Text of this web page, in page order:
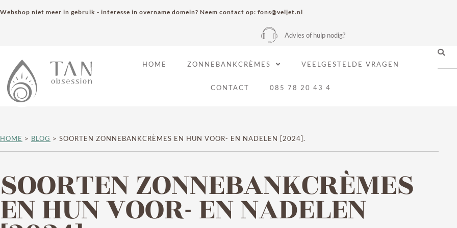
Webshop niet meer in gebruik - interesse in overname domein? Neem contact op: fons@veljet.nl
Advies of hulp nodig?
HOME ZONNEBANKCRÈMES VEELGESTELDE VRAGEN
CONTACT 085 78 20 43 4
HOME > BLOG > SOORTEN ZONNEBANKCRÈMES EN HUN VOOR- EN NADELEN [2024].
SOORTEN ZONNEBANKCRÈMES
EN HUN VOOR- EN NADELEN